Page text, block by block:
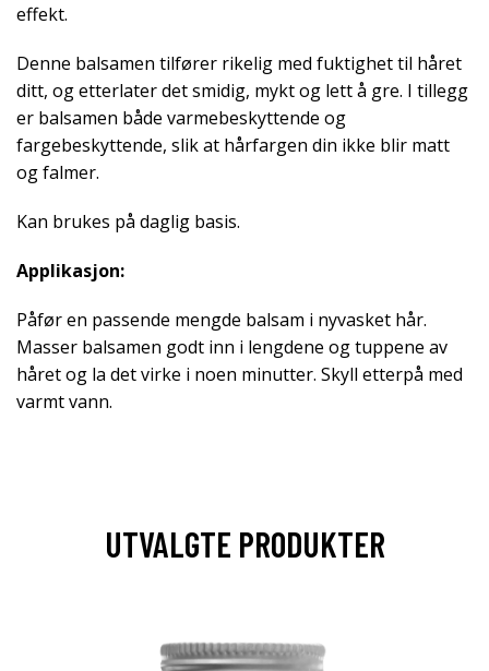
effekt.
Denne balsamen tilfører rikelig med fuktighet til håret
ditt, og etterlater det smidig, mykt og lett å gre. I tillegg
er balsamen både varmebeskyttende og
fargebeskyttende, slik at hårfargen din ikke blir matt
og falmer.
Kan brukes på daglig basis.
Applikasjon:
Påfør en passende mengde balsam i nyvasket hår.
Masser balsamen godt inn i lengdene og tuppene av
håret og la det virke i noen minutter. Skyll etterpå med
varmt vann.
UTVALGTE PRODUKTER